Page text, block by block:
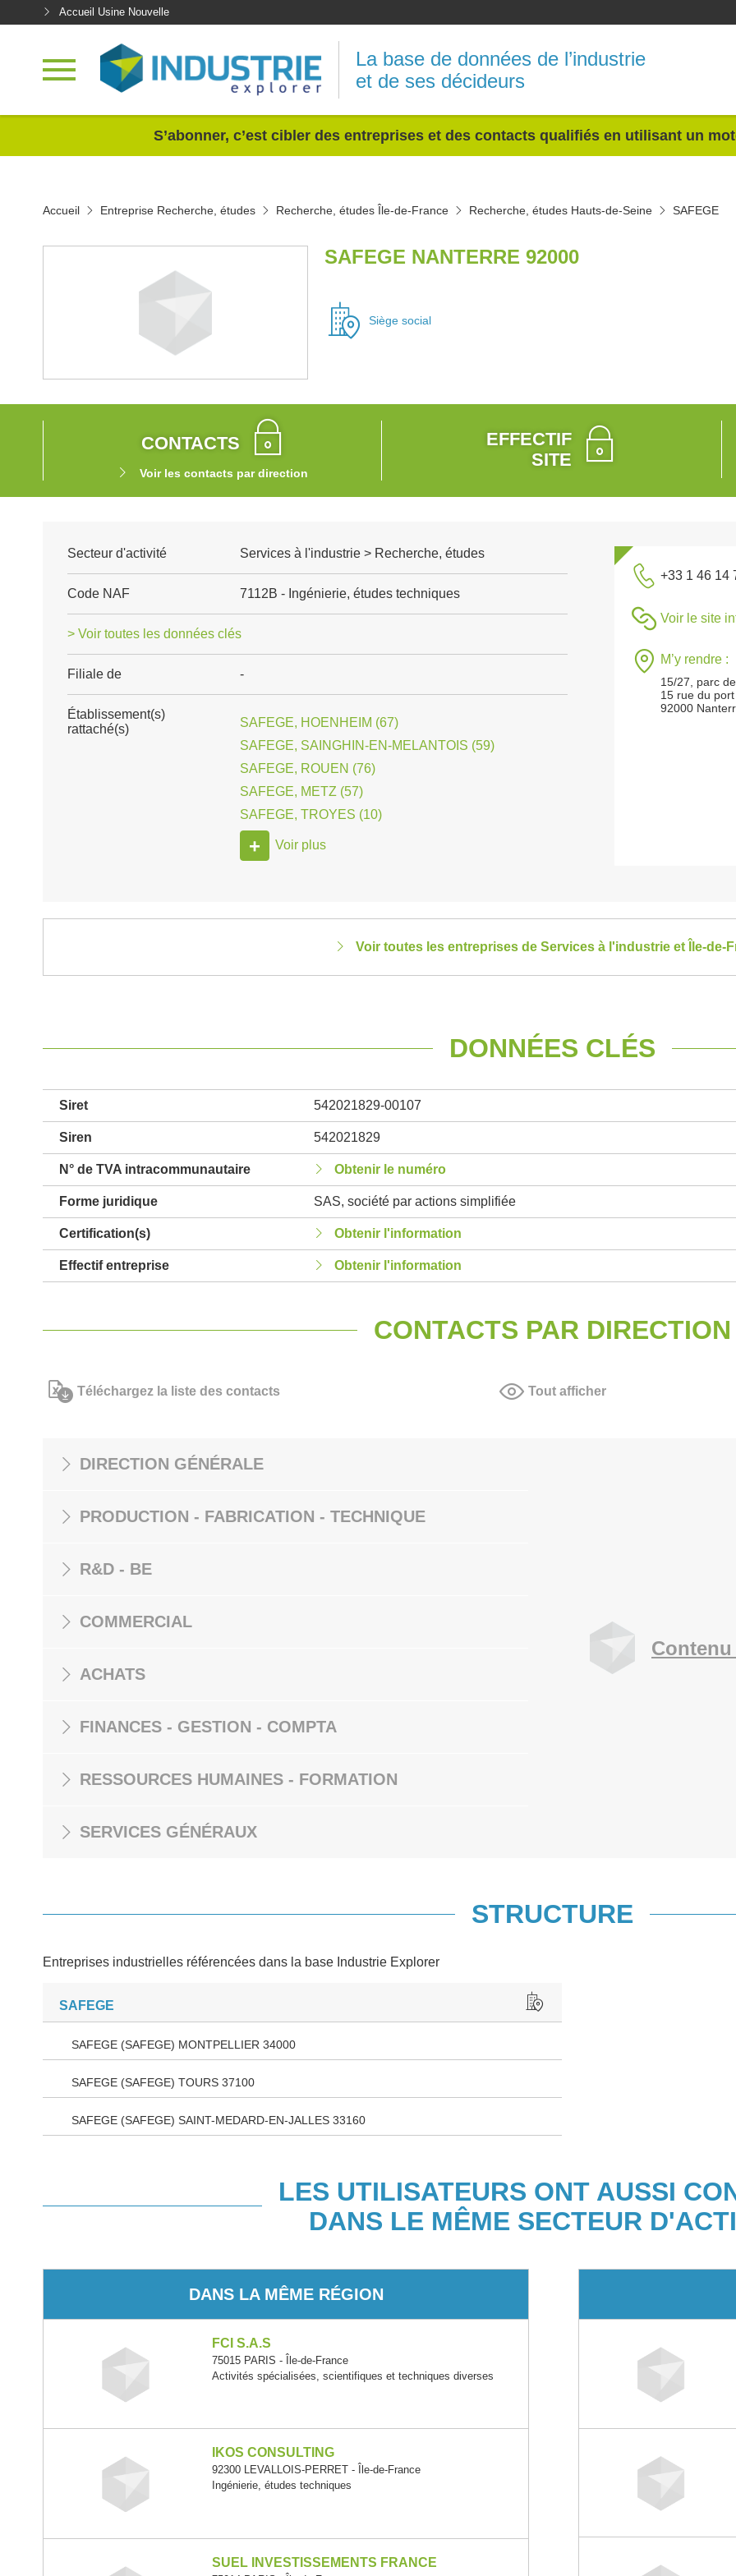
Accueil Usine Nouvelle
La base de données de l’industrie
et de ses décideurs
S’abonner, c’est cibler des entreprises et des contacts qualifiés en utilisant un
Accueil Entreprise Recherche, études Recherche, études Île-de-France Recherche, études Hauts-de-Seine SAFEGE
SAFEGE NANTERRE 92000
Siège social
CONTACTS
Voir les contacts par direction
EFFECTIF
SITE
Secteur d'activité Services à l'industrie > Recherche, études
Code NAF 7112B - Ingénierie, études techniques
> Voir toutes les données clés
Filiale de -
Établissement(s)
rattaché(s)
SAFEGE, HOENHEIM (67)
SAFEGE, SAINGHIN-EN-MELANTOIS (59)
SAFEGE, ROUEN (76)
SAFEGE, METZ (57)
SAFEGE, TROYES (10)
+ Voir plus
+33 1 46 14
Voir le site
M’y rendre :
15/27, parc
15 rue du port
92000
Voir toutes les entreprises de Services à l'industrie et Île-de-
DONNÉES CLÉS
Siret 542021829-00107
Siren 542021829
N° de TVA intracommunautaire Obtenir le numéro
Forme juridique SAS, société par actions simplifiée
Certification(s) Obtenir l'information
Effectif entreprise Obtenir l'information
CONTACTS PAR DIRECTION
Téléchargez la liste des contacts Tout afficher
DIRECTION GÉNÉRALE
PRODUCTION - FABRICATION - TECHNIQUE
R&D - BE
COMMERCIAL
ACHATS
FINANCES - GESTION - COMPTA
RESSOURCES HUMAINES - FORMATION
SERVICES GÉNÉRAUX
STRUCTURE
Entreprises industrielles référencées dans la base Industrie Explorer
SAFEGE
SAFEGE (SAFEGE) MONTPELLIER 34000
SAFEGE (SAFEGE) TOURS 37100
SAFEGE (SAFEGE) SAINT-MEDARD-EN-JALLES 33160
LES UTILISATEURS ONT AUSSI
DANS LE MÊME SECTEUR
DANS LA MÊME RÉGION
FCI S.A.S
75015 PARIS - Île-de-France
Activités spécialisées, scientifiques et techniques diverses
IKOS CONSULTING
92300 LEVALLOIS-PERRET - Île-de-France
Ingénierie, études techniques
SUEL INVESTISSEMENTS FRANCE